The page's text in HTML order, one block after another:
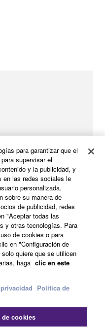
e ingenieros más
diseño de fase
entre distintos
y ajuste
con woofers
hasta 90 grados,
vertical y
elimina las
amplificador único o
para garantizar que el
supervisar el
y la publicidad, y
en las redes sociales le
personalizada.
sobre su manera de
de publicidad, redes
"Aceptar todas las
y otras tecnologías. Para
de cookies o para
en "Configuración de
quiere que se utilicen
haga clic en este
Política de
cookies